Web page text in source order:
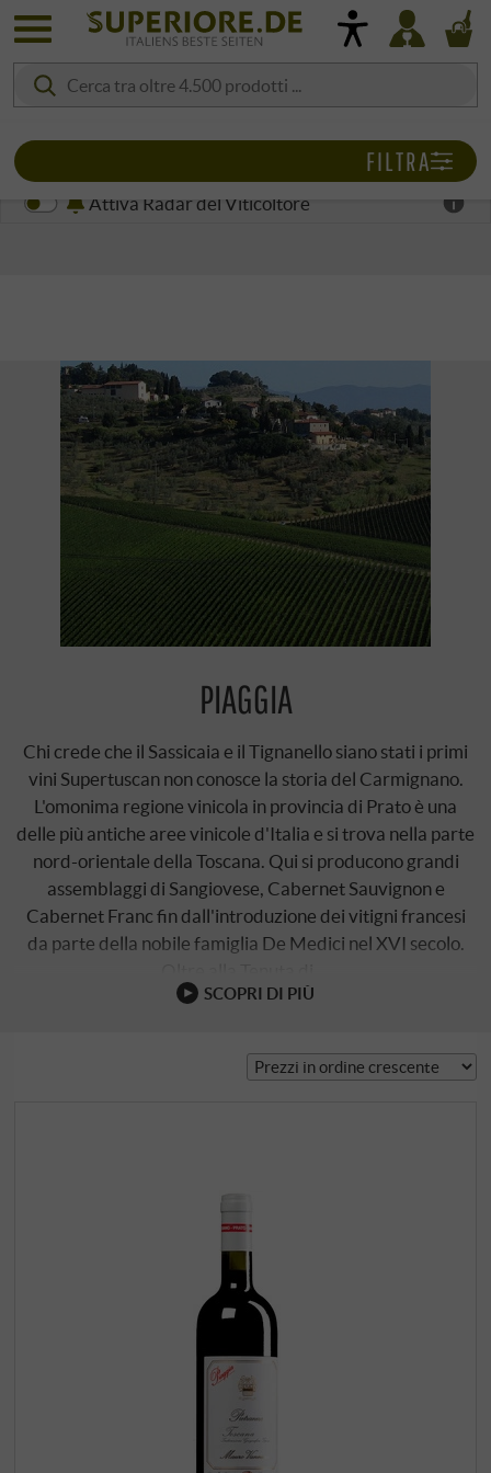
Attiva Radar del Viticoltore
PIAGGIA
Chi crede che il Sassicaia e il Tignanello siano stati i primi
vini Supertuscan non conosce la storia del Carmignano.
L'omonima regione vinicola in provincia di Prato è una
delle più antiche aree vinicole d'Italia e si trova nella parte
nord-orientale della Toscana. Qui si producono grandi
assemblaggi di Sangiovese, Cabernet Sauvignon e
Cabernet Franc fin dall'introduzione dei vitigni francesi
da parte della nobile famiglia De Medici nel XVI secolo.
SCOPRI DI PIÙ
FILTRA